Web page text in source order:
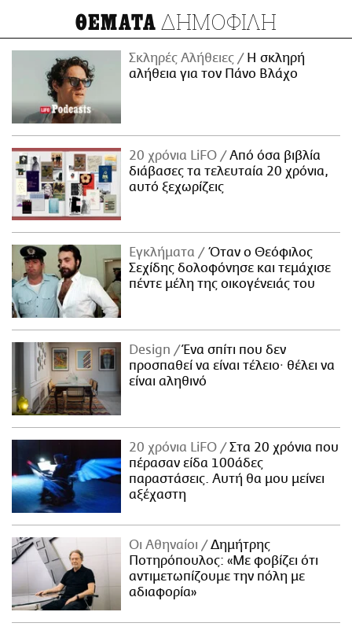
ΘΕΜΑΤΑ ΔΗΜΟΦΙΛΗ
Σκληρές Αλήθειες
H σκληρή
αλήθεια για τον Πάνο Βλάχο
20 χρόνια LiFO
Από όσα βιβλία
διάβασες τα τελευταία 20 χρόνια,
αυτό ξεχωρίζεις
Εγκλήματα
Όταν ο Θεόφιλος
Σεχίδης δολοφόνησε και τεμάχισε
πέντε μέλη της οικογένειάς του
Design
Ένα σπίτι που δεν
προσπαθεί να είναι τέλειο· θέλει να
είναι αληθινό
20 χρόνια LiFO
Στα 20 χρόνια που
πέρασαν είδα 100άδες
παραστάσεις. Αυτή θα μου μείνει
αξέχαστη
Οι Αθηναίοι
Δημήτρης
Ποτηρόπουλος: «Με φοβίζει ότι
αντιμετωπίζουμε την πόλη με
αδιαφορία»